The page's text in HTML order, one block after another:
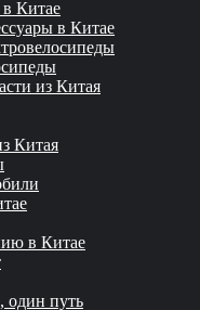
Китае
в Китае
из Китая
Китая
в Китае
один путь